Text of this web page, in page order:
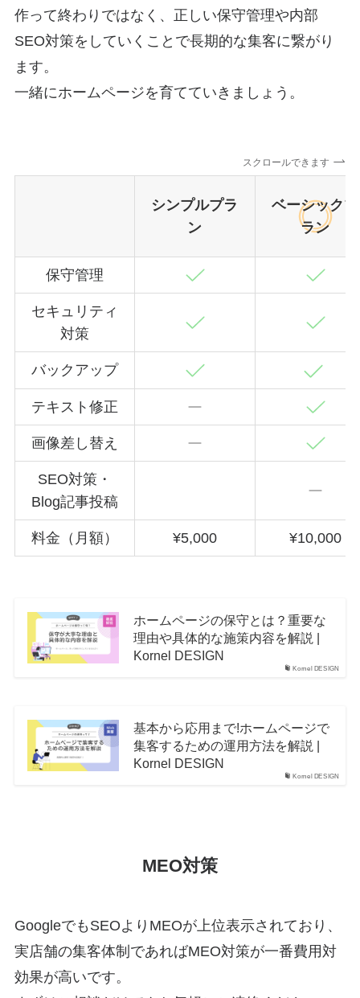
作って終わりではなく、正しい保守管理や内部
SEO対策をしていくことで長期的な集客に繋がり
ます。
一緒にホームページを育てていきましょう。
スクロールできます
シンプルプラ
ン
ベーシックプ
ラン
保守管理
セキュリティ
対策
バックアップ
テキスト修正
画像差し替え
SEO対策・
Blog記事投稿
料金（月額） ¥5,000 ¥10,000
Kornel DESIGN
ホームページの保守とは？重要な
理由や具体的な施策内容を解説 |
Kornel DESIGN
Kornel DESIGN
基本から応用まで!ホームページで
集客するための運用方法を解説 |
Kornel DESIGN
MEO対策
GoogleでもSEOよりMEOが上位表示されており、
実店舗の集客体制であればMEO対策が一番費用対
効果が高いです。